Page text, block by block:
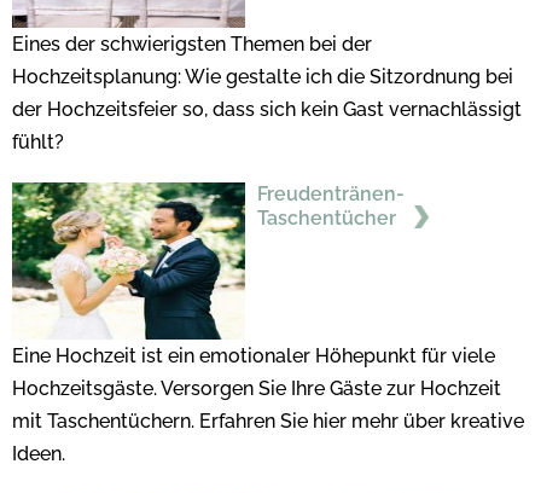
Eines der schwierigsten Themen bei der
Hochzeitsplanung: Wie gestalte ich die Sitzordnung bei
der Hochzeitsfeier so, dass sich kein Gast vernachlässigt
fühlt?
Freudentränen-
Taschentücher
Eine Hochzeit ist ein emotionaler Höhepunkt für viele
Hochzeitsgäste. Versorgen Sie Ihre Gäste zur Hochzeit
mit Taschentüchern. Erfahren Sie hier mehr über kreative
Ideen.